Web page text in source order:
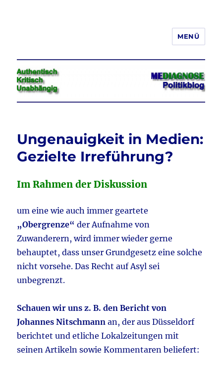
Jeder hat das Recht, seine
Meinung in Wort, Schrift und Bild
frei zu äußern und zu verbreiten
MENÜ
Ungenauigkeit in Medien:
Gezielte Irreführung?
Im Rahmen der Diskussion
um eine wie auch immer geartete
„Obergrenze“ der Aufnahme von
Zuwanderern, wird immer wieder gerne
behauptet, dass unser Grundgesetz eine solche
nicht vorsehe. Das Recht auf Asyl sei
unbegrenzt.
Schauen wir uns z. B. den Bericht von
Johannes Nitschmann an, der aus Düsseldorf
berichtet und etliche Lokalzeitungen mit
seinen Artikeln sowie Kommentaren beliefert: